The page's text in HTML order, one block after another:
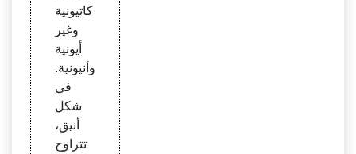
كاتيونية
وغير
أيونية
وأنيونية.
في
شكل
أنيق،
تتراوح